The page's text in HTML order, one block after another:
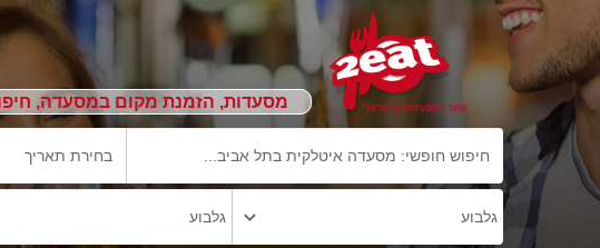
מסעדות, הזמנת מקום במסעדה,